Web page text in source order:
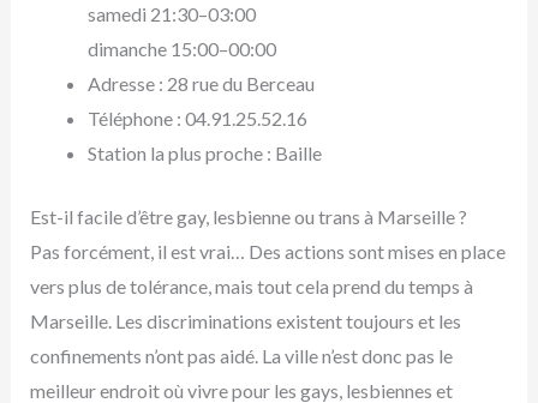
samedi 21:30–03:00
dimanche 15:00–00:00
Adresse : 28 rue du Berceau
Téléphone : 04.91.25.52.16
Station la plus proche : Baille
Est-il facile d’être gay, lesbienne ou trans à Marseille ?
Pas forcément, il est vrai… Des actions sont mises en place
vers plus de tolérance, mais tout cela prend du temps à
Marseille. Les discriminations existent toujours et les
confinements n’ont pas aidé. La ville n’est donc pas le
meilleur endroit où vivre pour les gays, lesbiennes et